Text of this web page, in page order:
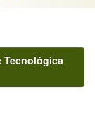
Tecnológica